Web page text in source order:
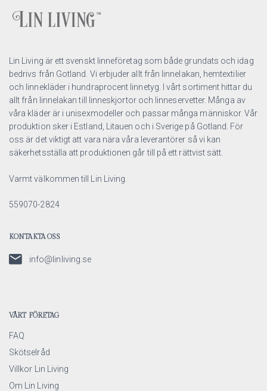
Lin Living är ett svenskt linneföretag som både grundats och idag
bedrivs från Gotland. Vi erbjuder allt från linnelakan, hemtextilier
och linnekläder i hundraprocent linnetyg. I vårt sortiment hittar du
allt från linnelakan till linneskjortor och linneservetter. Många av
våra kläder är i unisexmodeller och passar många människor. Vår
produktion sker i Estland, Litauen och i Sverige på Gotland. För
oss är det viktigt att vara nära våra leverantörer så vi kan
säkerhetsställa att produktionen går till på ett rättvist sätt.
Varmt välkommen till Lin Living.
559070-2824
KONTAKTA OSS
info@linliving.se
VÅRT FÖRETAG
FAQ
Skötselråd
Villkor Lin Living
Om Lin Living